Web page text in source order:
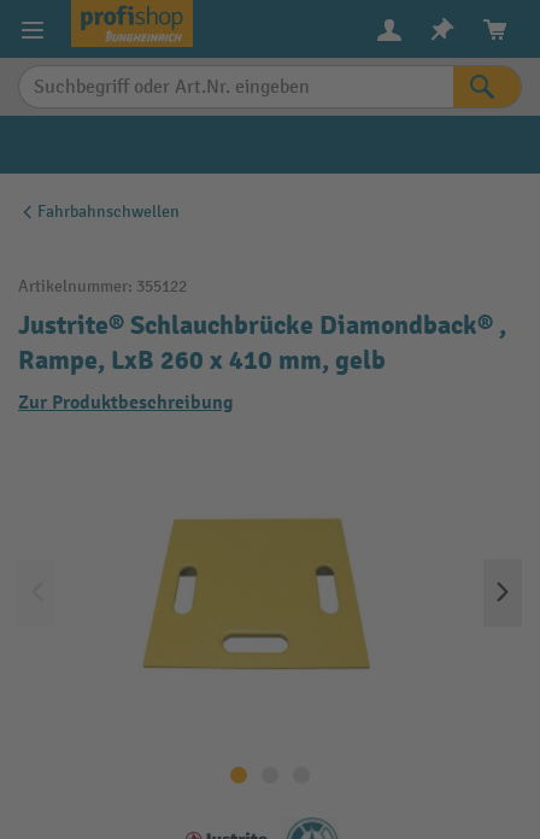
springen
Fahrbahnschwellen
Artikelnummer: 355122
Justrite® Schlauchbrücke Diamondback® ,
Rampe, LxB 260 x 410 mm, gelb
Zur Produktbeschreibung